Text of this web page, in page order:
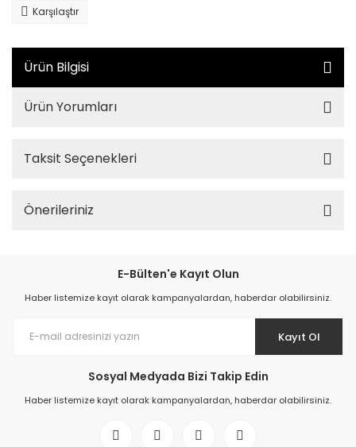
Karşılaştır
Ürün Bilgisi
Ürün Yorumları
Taksit Seçenekleri
Önerileriniz
E-Bülten'e Kayıt Olun
Haber listemize kayıt olarak kampanyalardan, haberdar olabilirsiniz.
Kayıt Ol
Sosyal Medyada Bizi Takip Edin
Haber listemize kayıt olarak kampanyalardan, haberdar olabilirsiniz.